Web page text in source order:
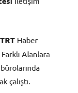
TRT Haber
Alanlara
çalıştı.